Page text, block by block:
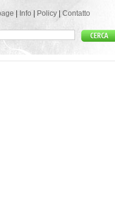
Info Policy Contatto